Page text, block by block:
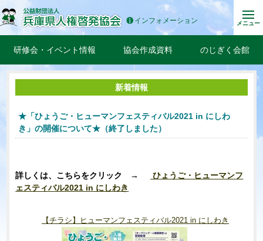
インフォメーション メニュー
研修会・イベント情報 協会作成資料 のじぎく会館
新着情報
★「ひょうご・ヒューマンフェスティバル2021 in にしわ
き」の開催について★（終了しました）
詳しくは、こちらをクリック →
ひょうご・ヒューマンフ
ェスティバル2021 in にしわき
【チラシ】ヒューマンフェスティバル2021 in にしわき